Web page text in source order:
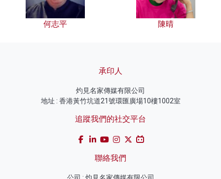
何志平 陳晴
承印人
灼見名家傳媒有限公司
地址 : 香港黃竹坑道21號環匯廣場10樓1002室
追蹤我們的社交平台
聯絡我們
公司 : 灼見名家傳媒有限公司